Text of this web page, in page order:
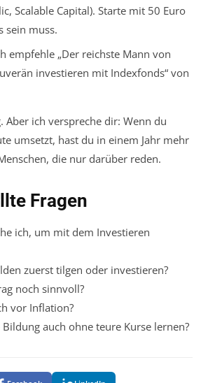
Scalable Capital). Starte mit 50 Euro
sein muss.
empfehle „Der reichste Mann von
investieren mit Indexfonds“ von
Aber ich verspreche dir: Wenn du
umsetzt, hast du in einem Jahr mehr
die nur darüber reden.
Fragen
ich, um mit dem Investieren
zuerst tilgen oder investieren?
noch sinnvoll?
vor Inflation?
auch ohne teure Kurse lernen?